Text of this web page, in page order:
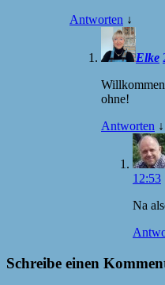
Antworten ↓
Elke
ohne!
Antworten ↓
12:53
Na
Schreibe einen